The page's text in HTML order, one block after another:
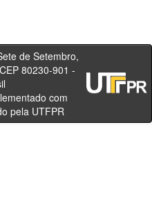
Setembro,
80230-901 -
- Brasil
com
pela UTFPR